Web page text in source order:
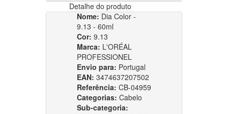
Detalhe do produto
Nome: Dia Color -
9.13 - 60ml
Cor: 9.13
Marca: L'ORÉAL
PROFESSIONEL
Envio para: Portugal
EAN: 3474637207502
Referência: CB-04959
Categorias: Cabelo
Sub-categoria: